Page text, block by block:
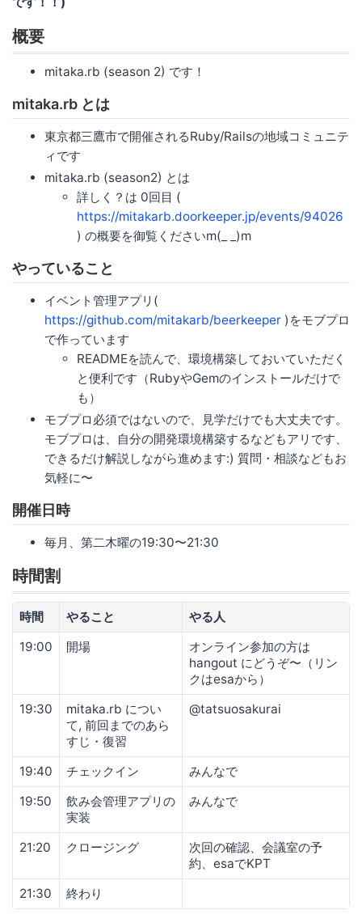
概要
mitaka.rb (season 2) です！
mitaka.rb とは
東京都三鷹市で開催されるRuby/Railsの地域コミュニテ
ィです
mitaka.rb (season2) とは
詳しく？は 0回目 (
https://mitakarb.doorkeeper.jp/events/94026
) の概要を御覧くださいm(_ _)m
やっていること
イベント管理アプリ(
https://github.com/mitakarb/beerkeeper )をモブプロ
で作っています
READMEを読んで、環境構築しておいていただく
と便利です（RubyやGemのインストールだけで
も）
モブプロ必須ではないので、見学だけでも大丈夫です。
モブプロは、自分の開発環境構築するなどもアリです、
できるだけ解説しながら進めます:) 質問・相談などもお
気軽に〜
開催日時
毎月、第二木曜の19:30〜21:30
時間割
時間 やること
やる人
19:00
開場
オンライン参加の方は
hangout にどうぞ〜（リン
クはesaから）
19:30
mitaka.rb につい
て, 前回までのあら
すじ・復習
@tatsuosakurai
19:40 チェックイン
みんなで
19:50
飲み会管理アプリの
実装
みんなで
21:20 クロージング
次回の確認、会議室の予
約、esaでKPT
21:30
終わり